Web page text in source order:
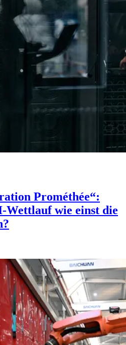
Prométhée“:
Wettlauf wie einst die